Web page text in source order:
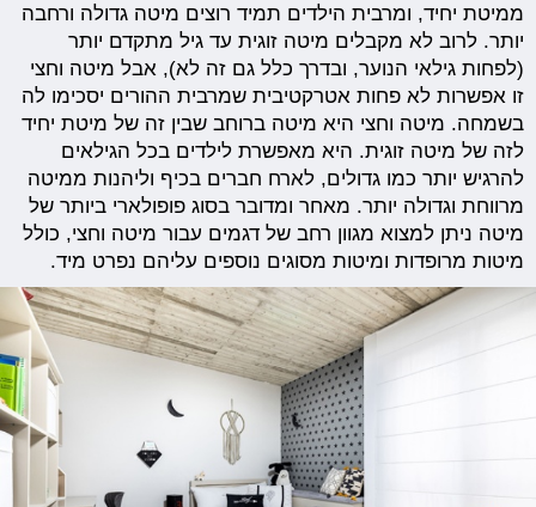
ממיטת יחיד, ומרבית הילדים תמיד רוצים מיטה גדולה ורחבה
יותר. לרוב לא מקבלים מיטה זוגית עד גיל מתקדם יותר
(לפחות גילאי הנוער, ובדרך כלל גם זה לא), אבל מיטה וחצי
זו אפשרות לא פחות אטרקטיבית שמרבית ההורים יסכימו לה
בשמחה. מיטה וחצי היא מיטה ברוחב שבין זה של מיטת יחיד
לזה של מיטה זוגית. היא מאפשרת לילדים בכל הגילאים
להרגיש יותר כמו גדולים, לארח חברים בכיף וליהנות ממיטה
מרווחת וגדולה יותר. מאחר ומדובר בסוג פופולארי ביותר של
מיטה ניתן למצוא מגוון רחב של דגמים עבור מיטה וחצי, כולל
מיטות מרופדות ומיטות מסוגים נוספים עליהם נפרט מיד.